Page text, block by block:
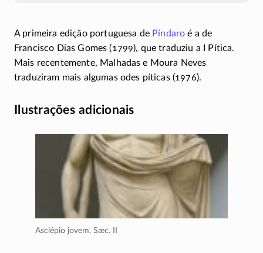
A primeira edição portuguesa de Píndaro é a de
Francisco Dias Gomes (1799), que traduziu a I Pítica.
Mais recentemente, Malhadas e Moura Neves
traduziram mais algumas odes píticas (1976).
Ilustrações adicionais
Asclépio jovem, Sæc. II